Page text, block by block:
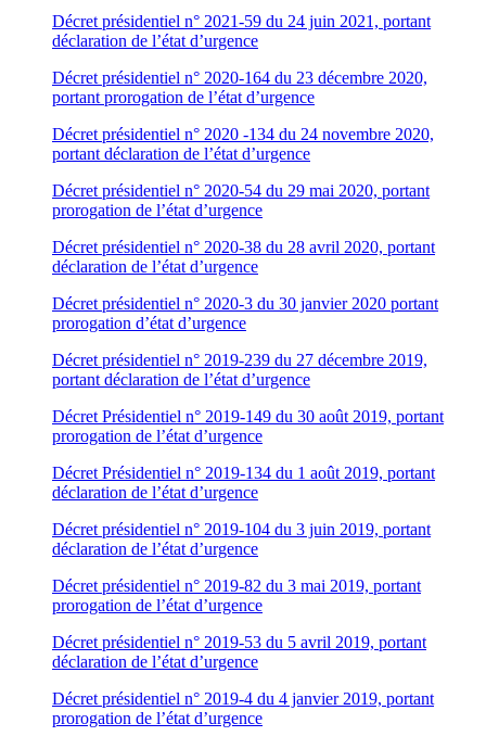
Décret présidentiel n° 2021-59 du 24 juin 2021, portant
déclaration de l’état d’urgence
Décret présidentiel n° 2020-164 du 23 décembre 2020,
portant prorogation de l’état d’urgence
Décret présidentiel n° 2020 -134 du 24 novembre 2020,
portant déclaration de l’état d’urgence
Décret présidentiel n° 2020-54 du 29 mai 2020, portant
prorogation de l’état d’urgence
Décret présidentiel n° 2020-38 du 28 avril 2020, portant
déclaration de l’état d’urgence
Décret présidentiel n° 2020-3 du 30 janvier 2020 portant
prorogation d’état d’urgence
Décret présidentiel n° 2019-239 du 27 décembre 2019,
portant déclaration de l’état d’urgence
Décret Présidentiel n° 2019-149 du 30 août 2019, portant
prorogation de l’état d’urgence
Décret Présidentiel n° 2019-134 du 1 août 2019, portant
déclaration de l’état d’urgence
Décret présidentiel n° 2019-104 du 3 juin 2019, portant
déclaration de l’état d’urgence
Décret présidentiel n° 2019-82 du 3 mai 2019, portant
prorogation de l’état d’urgence
Décret présidentiel n° 2019-53 du 5 avril 2019, portant
déclaration de l’état d’urgence
Décret présidentiel n° 2019-4 du 4 janvier 2019, portant
prorogation de l’état d’urgence